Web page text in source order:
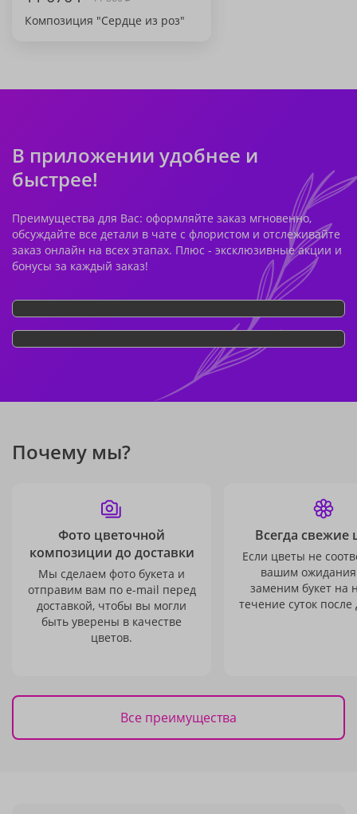
Композиция "Сердце из роз"
В приложении удобнее и
быстрее!
Преимущества для Вас: оформляйте заказ мгновенно,
обсуждайте все детали в чате с флористом и отслеживайте
заказ онлайн на всех этапах. Плюс - эксклюзивные акции и
бонусы за каждый заказ!
Почему мы?
Фото цветочной
композиции до доставки
Мы сделаем фото букета и
отправим вам по e-mail перед
доставкой, чтобы вы могли
быть уверены в качестве
цветов.
Всегда свежие
Если цветы не
вашим
заменим букет на
течение суток после
Все преимущества